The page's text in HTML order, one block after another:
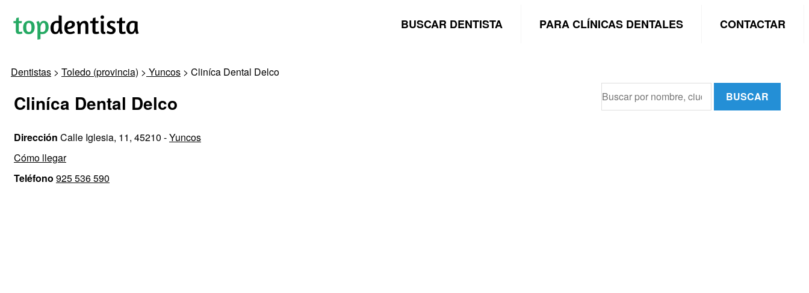
BUSCAR DENTISTA PARA CLÍNICAS DENTALES CONTACTAR
Dentistas > Toledo (provincia) > Yuncos > Cliníca Dental Delco
Cliníca Dental Delco
Dirección Calle Iglesia, 11, 45210 -Yuncos
Cómo llegar
Teléfono 925 536 590
BUSCAR